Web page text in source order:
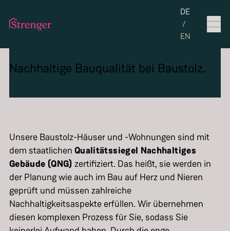
Set the
DE
/
EN
Nachhaltige Bauqualität bei Baustolz.
Unsere Baustolz-Häuser und -Wohnungen sind mit
dem staatlichen Qualitätssiegel Nachhaltiges
Gebäude (QNG) zertifiziert. Das heißt, sie werden in
der Planung wie auch im Bau auf Herz und Nieren
geprüft und müssen zahlreiche
Nachhaltigkeitsaspekte erfüllen. Wir übernehmen
diesen komplexen Prozess für Sie, sodass Sie